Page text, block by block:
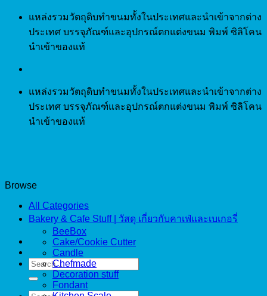
Skip
content
แหล่งรวมวัตถุดิบทำขนมทั้งในประเทศและนำเข้าจากต่าง
ประเทศ บรรจุภัณฑ์และอุปกรณ์ตกแต่งขนม พิมพ์ ซิลิโคน
นำเข้าของแท้
แหล่งรวมวัตถุดิบทำขนมทั้งในประเทศและนำเข้าจากต่าง
ประเทศ บรรจุภัณฑ์และอุปกรณ์ตกแต่งขนม พิมพ์ ซิลิโคน
นำเข้าของแท้
Search
for:
Browse
All Categories
Bakery & Cafe Stuff | วัสดุ เกี่ยวกับคาเฟ่และเบเกอรี่
BeeBox
Cake/Cookie Cutter
Candle
Chefmade
Decoration stuff
Fondant